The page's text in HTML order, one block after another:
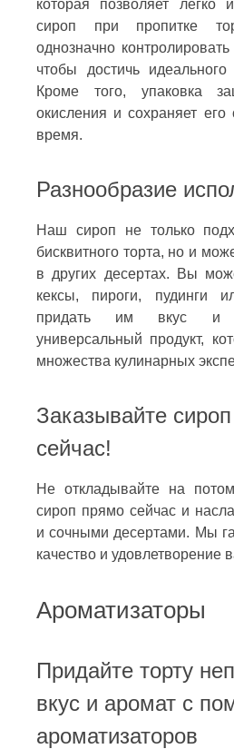
которая позволяет легко
сироп при пропитке
однозначно
чтобы достичь
Кроме того, упаковка
окисления и сохраняет его
время.
Разнообразие
Наш сироп не только
бисквитного торта, но и
в других десертах. Вы
кексы, пироги, пудинги
придать им вкус и
универсальный продукт,
множества кулинарных
Заказывайте
сейчас!
Не откладывайте на
сироп прямо сейчас и
и сочными десертами. Мы
качество и удовлетворение
Ароматизаторы
Придайте торту
вкус и аромат с
ароматизаторов